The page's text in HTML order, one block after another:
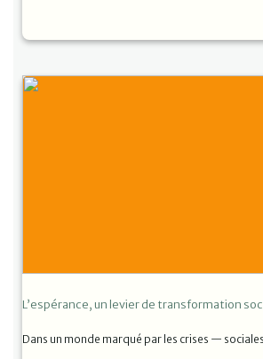
L’espérance, un levier de transformation
Dans un monde marqué par les crises —